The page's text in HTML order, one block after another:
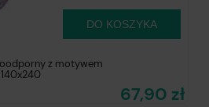
z motywem
67,90 zł
DO KOSZYKA